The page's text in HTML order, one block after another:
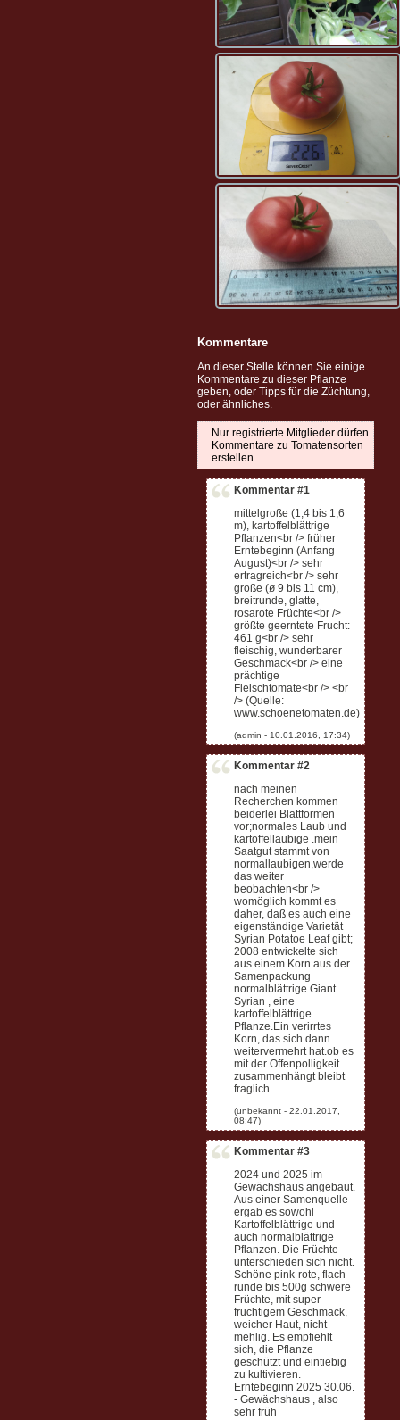
Kommentare
An dieser Stelle können Sie einige
Kommentare zu dieser Pflanze
geben, oder Tipps für die Züchtung,
oder ähnliches.
Nur registrierte Mitglieder dürfen
Kommentare zu Tomatensorten
erstellen.
Kommentar #1
mittelgroße (1,4 bis 1,6
m), kartoffelblättrige
Pflanzen<br /> früher
Erntebeginn (Anfang
August)<br /> sehr
ertragreich<br /> sehr
große (ø 9 bis 11 cm),
breitrunde, glatte,
rosarote Früchte<br />
größte geerntete Frucht:
461 g<br /> sehr
fleischig, wunderbarer
Geschmack<br /> eine
prächtige
Fleischtomate<br /> <br
/> (Quelle:
www.schoenetomaten.de)
Kommentar #2
nach meinen
Recherchen kommen
beiderlei Blattformen
vor;normales Laub und
kartoffellaubige .mein
Saatgut stammt von
normallaubigen,werde
das weiter
beobachten<br />
womöglich kommt es
daher, daß es auch eine
eigenständige Varietät
Syrian Potatoe Leaf gibt;
2008 entwickelte sich
aus einem Korn aus der
Samenpackung
normalblättrige Giant
Syrian , eine
kartoffelblättrige
Pflanze.Ein verirrtes
Korn, das sich dann
weitervermehrt hat.ob es
mit der Offenpolligkeit
zusammenhängt bleibt
fraglich
Kommentar #3
2024 und 2025 im
Gewächshaus angebaut.
Aus einer Samenquelle
ergab es sowohl
Kartoffelblättrige und
auch normalblättrige
Pflanzen. Die Früchte
unterschieden sich nicht.
Schöne pink-rote, flach-
runde bis 500g schwere
Früchte, mit super
fruchtigem Geschmack,
weicher Haut, nicht
mehlig. Es empfiehlt
sich, die Pflanze
geschützt und eintiebig
zu kultivieren.
Erntebeginn 2025 30.06.
- Gewächshaus , also
sehr früh